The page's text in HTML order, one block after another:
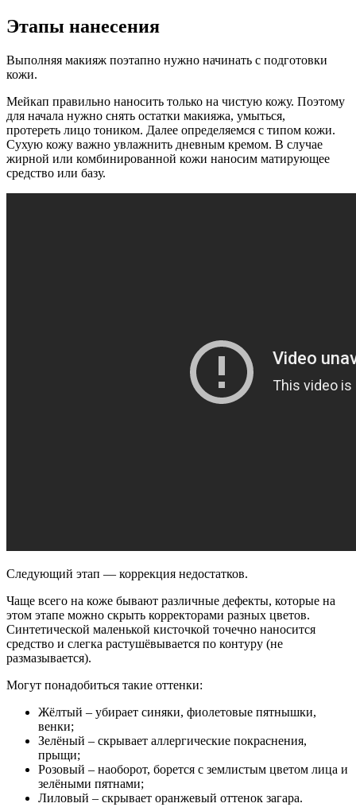
Этапы нанесения
Выполняя макияж поэтапно нужно начинать с подготовки
кожи.
Мейкап правильно наносить только на чистую кожу. Поэтому
для начала нужно снять остатки макияжа, умыться,
протереть лицо тоником. Далее определяемся с типом кожи.
Сухую кожу важно увлажнить дневным кремом. В случае
жирной или комбинированной кожи наносим матирующее
средство или базу.
Следующий этап — коррекция недостатков.
Чаще всего на коже бывают различные дефекты, которые на
этом этапе можно скрыть корректорами разных цветов.
Синтетической маленькой кисточкой точечно наносится
средство и слегка растушёвывается по контуру (не
размазывается).
Могут понадобиться такие оттенки:
Жёлтый – убирает синяки, фиолетовые пятнышки,
венки;
Зелёный – скрывает аллергические покраснения,
прыщи;
Розовый – наоборот, борется с землистым цветом лица и
зелёными пятнами;
Лиловый – скрывает оранжевый оттенок загара.